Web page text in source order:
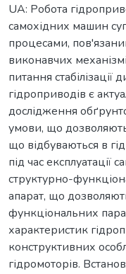
UA: Робота
самохідних машин
процесами,
виконавчих
питання
гідроприводів є
дослідження
умови, що
що відбуваються в
під час
структурно-
апарат, що
функціональних
характеристик
конструктивних
гідромоторів.